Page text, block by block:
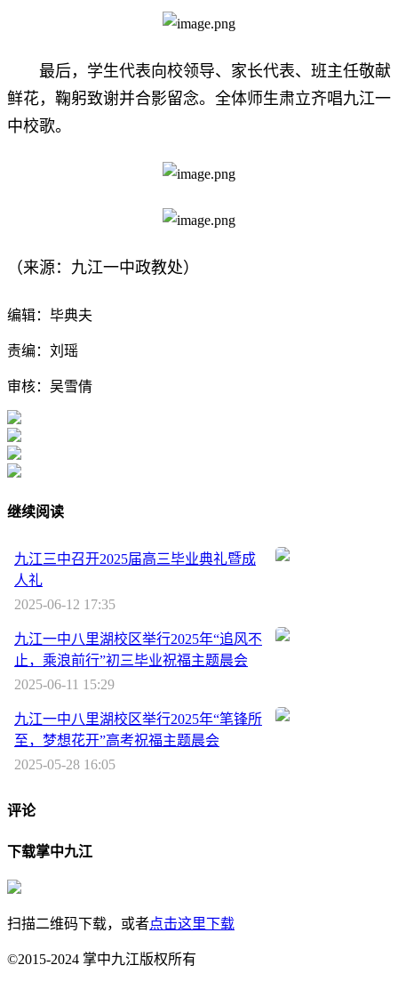
最后，学生代表向校领导、家长代表、班主任敬献
鲜花，鞠躬致谢并合影留念。全体师生肃立齐唱九江一
中校歌。
（来源：九江一中政教处）
编辑：毕典夫
责编：刘瑶
审核：吴雪倩
继续阅读
九江三中召开2025届高三毕业典礼暨成
人礼
2025-06-12 17:35
九江一中八里湖校区举行2025年“追风不
止，乘浪前行”初三毕业祝福主题晨会
2025-06-11 15:29
九江一中八里湖校区举行2025年“笔锋所
至，梦想花开”高考祝福主题晨会
2025-05-28 16:05
评论
下载掌中九江
扫描二维码下载，或者点击这里下载
©2015-2024 掌中九江版权所有